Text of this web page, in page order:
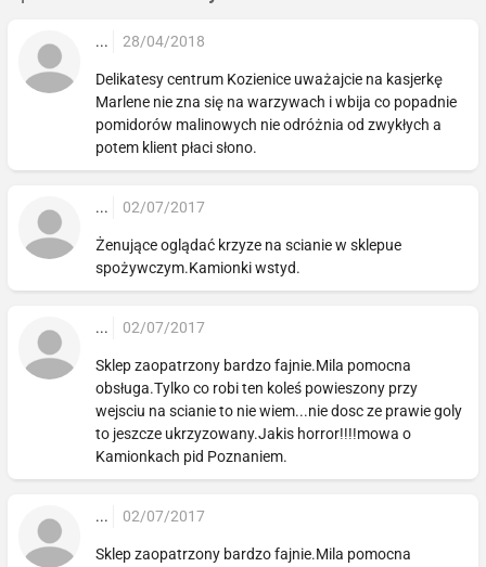
... 28/04/2018
Delikatesy centrum Kozienice uważajcie na kasjerkę
Marlene nie zna się na warzywach i wbija co popadnie
pomidorów malinowych nie odróżnia od zwykłych a
potem klient płaci słono.
... 02/07/2017
Żenujące oglądać krzyze na scianie w sklepue
spożywczym.Kamionki wstyd.
... 02/07/2017
Sklep zaopatrzony bardzo fajnie.Mila pomocna
obsługa.Tylko co robi ten koleś powieszony przy
wejsciu na scianie to nie wiem...nie dosc ze prawie goly
to jeszcze ukrzyzowany.Jakis horror!!!!mowa o
Kamionkach pid Poznaniem.
... 02/07/2017
Sklep zaopatrzony bardzo fajnie.Mila pomocna